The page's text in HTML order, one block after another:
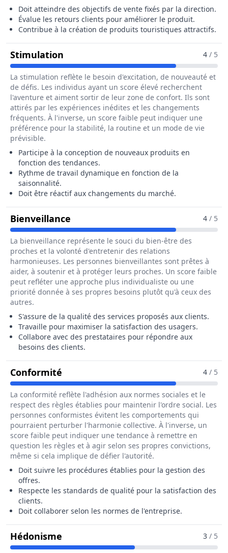
Doit atteindre des objectifs de vente fixés par la direction.
Évalue les retours clients pour améliorer le produit.
Contribue à la création de produits touristiques attractifs.
Stimulation Pour Le Métier De Assistant / 4 / 5
La stimulation reflète le besoin d'excitation, de nouveauté et
de défis. Les individus ayant un score élevé recherchent
l'aventure et aiment sortir de leur zone de confort. Ils sont
attirés par les expériences inédites et les changements
fréquents. À l'inverse, un score faible peut indiquer une
préférence pour la stabilité, la routine et un mode de vie
prévisible.
Participe à la conception de nouveaux produits en
fonction des tendances.
Rythme de travail dynamique en fonction de la
saisonnalité.
Doit être réactif aux changements du marché.
Bienveillance Pour Le Métier De Assistant /4 / 5
La bienveillance représente le souci du bien-être des
proches et la volonté d'entretenir des relations
harmonieuses. Les personnes bienveillantes sont prêtes à
aider, à soutenir et à protéger leurs proches. Un score faible
peut refléter une approche plus individualiste ou une
priorité donnée à ses propres besoins plutôt qu'à ceux des
autres.
S'assure de la qualité des services proposés aux clients.
Travaille pour maximiser la satisfaction des usagers.
Collabore avec des prestataires pour répondre aux
besoins des clients.
Conformité Pour Le Métier De Assistant / 4 / 5
La conformité reflète l'adhésion aux normes sociales et le
respect des règles établies pour maintenir l'ordre social. Les
personnes conformistes évitent les comportements qui
pourraient perturber l'harmonie collective. À l'inverse, un
score faible peut indiquer une tendance à remettre en
question les règles et à agir selon ses propres convictions,
même si cela implique de défier l'autorité.
Doit suivre les procédures établies pour la gestion des
offres.
Respecte les standards de qualité pour la satisfaction des
clients.
Doit collaborer selon les normes de l'entreprise.
Hédonisme Pour Le Métier De Assistant / 3 / 5